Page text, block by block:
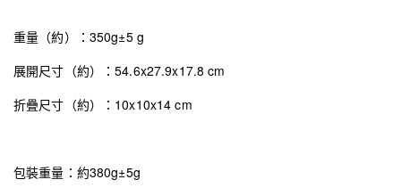
重量（約）：350g±5 g
展開尺寸（約）：54.6x27.9x17.8 cm
折疊尺寸（約）：10x10x14 cm
包裝重量：約380g±5g